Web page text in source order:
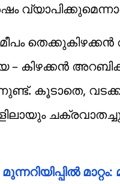
– കിഴക്കൻ
കൂടാതെ,